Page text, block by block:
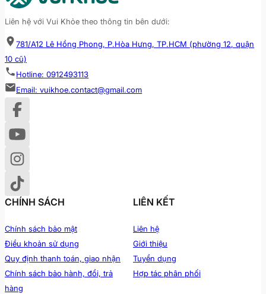
Liên hệ với Vui Khỏe theo thông tin bên dưới:
781/A12 Lê Hồng Phong, P.Hòa Hưng, TP.HCM (phường 12, quận
10 cũ)
Hotline: 0912493113
Email: vuikhoe.contact@gmail.com
CHÍNH SÁCH
Chính sách bảo mật
Điều khoản sử dụng
Quy định thanh toán, giao nhận
Chính sách bảo hành, đổi, trả
hàng
LIÊN KẾT
Liên hệ
Giới thiệu
Tuyển dụng
Hợp tác phân phối